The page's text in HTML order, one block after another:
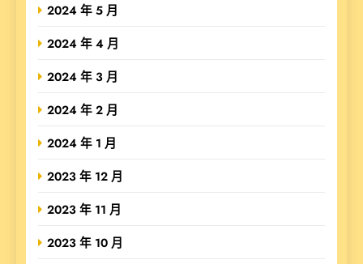
2024 年 5 月
2024 年 4 月
2024 年 3 月
2024 年 2 月
2024 年 1 月
2023 年 12 月
2023 年 11 月
2023 年 10 月